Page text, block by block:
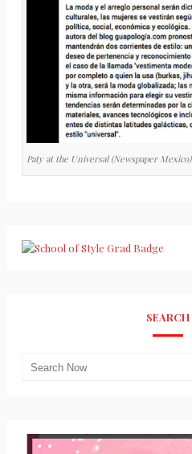
Paty at the Universal (Newspaper Mexico)
SEARCH